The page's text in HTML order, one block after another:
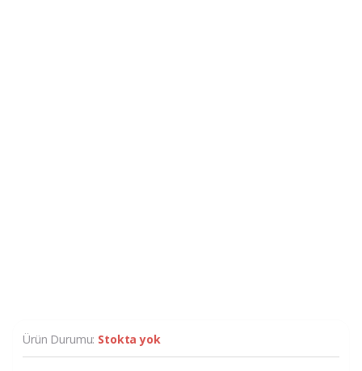
Ürün Durumu: Stokta yok